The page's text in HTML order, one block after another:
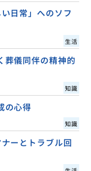
日常」へのソフ
生活
葬儀同伴の精神的
知識
の心得
知識
ーとトラブル回